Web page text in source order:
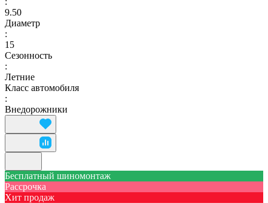
9.50
Диаметр
:
15
Сезонность
:
Летние
Класс автомобиля
:
Внедорожники
Бесплатный шиномонтаж
Рассрочка
Хит продаж